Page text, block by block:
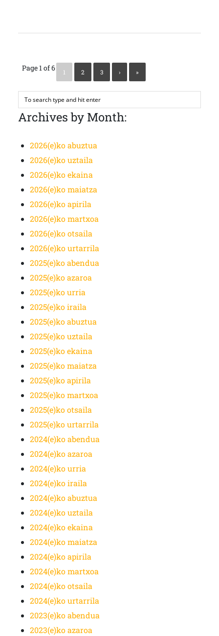
Page 1 of 6 1 2 3 › »
Archives by Month:
2026(e)ko abuztua
2026(e)ko uztaila
2026(e)ko ekaina
2026(e)ko maiatza
2026(e)ko apirila
2026(e)ko martxoa
2026(e)ko otsaila
2026(e)ko urtarrila
2025(e)ko abendua
2025(e)ko azaroa
2025(e)ko urria
2025(e)ko iraila
2025(e)ko abuztua
2025(e)ko uztaila
2025(e)ko ekaina
2025(e)ko maiatza
2025(e)ko apirila
2025(e)ko martxoa
2025(e)ko otsaila
2025(e)ko urtarrila
2024(e)ko abendua
2024(e)ko azaroa
2024(e)ko urria
2024(e)ko iraila
2024(e)ko abuztua
2024(e)ko uztaila
2024(e)ko ekaina
2024(e)ko maiatza
2024(e)ko apirila
2024(e)ko martxoa
2024(e)ko otsaila
2024(e)ko urtarrila
2023(e)ko abendua
2023(e)ko azaroa